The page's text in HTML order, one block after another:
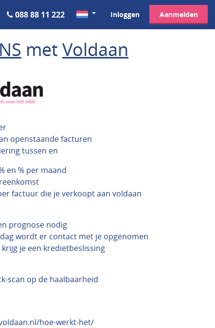
088 88 11 222 Inloggen Aanmelden
met Voldaan
openstaande facturen
tussen en
en % per maand
factuur die je verkoopt aan voldaan
prognose nodig
wordt er contact met je opgenomen
je een kredietbeslissing
scan op de haalbaarheid
hoe-werkt-het/